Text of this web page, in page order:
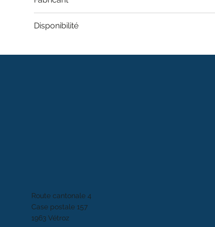
Disponibilité
Route cantonale 4
Case postale 157
1963 Vétroz